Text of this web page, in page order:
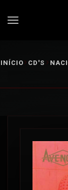
INÍCIO CD'S